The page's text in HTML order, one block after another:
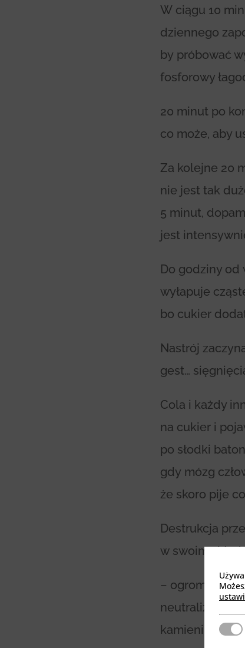
W ciągu 10
dziennego
by próbować
fosforowy
20 minut po
co może, aby
Za kolejne 20
nie jest tak
5 minut,
jest
Do godziny od
wyłapuje
bo cukier
Nastrój
gest…
Cola i każdy
na cukier i
po słodki
gdy mózg
że skoro pije
Destrukcja
w swoim
– ogromne
neutralizacji
kamieni
Ściśle